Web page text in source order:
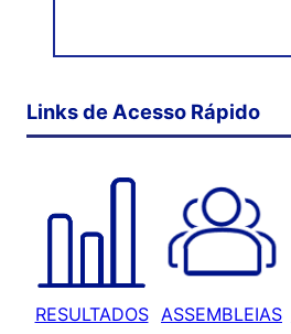
Links de Acesso Rápido
RESULTADOS ASSEMBLEIAS